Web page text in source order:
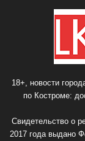
18+, новости
по Костроме:
Свидетельство о
2017 года выдано